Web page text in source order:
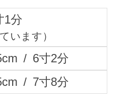
1分
います）
cm / 6寸2分
cm / 7寸8分